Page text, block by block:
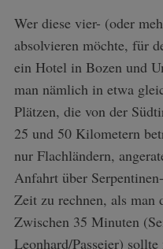
Wer diese vier- (oder
absolvieren möchte, für
ein Hotel in Bozen und
man nämlich in etwa
Plätzen, die von der
25 und 50 Kilometern
nur Flachländern,
Anfahrt über
Zeit zu rechnen, als man
Zwischen 35 Minuten
Leonhard/Passeier)